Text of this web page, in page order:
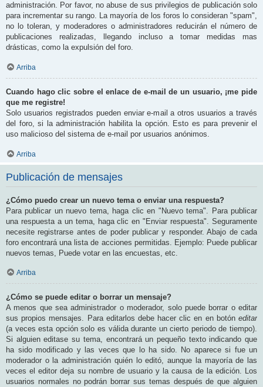
administración. Por favor, no abuse de sus privilegios de publicación solo
para incrementar su rango. La mayoría de los foros lo consideran "spam",
no lo toleran, y moderadores o administradores reducirán el número de
publicaciones realizadas, llegando incluso a tomar medidas mas
drásticas, como la expulsión del foro.
Arriba
Cuando hago clic sobre el enlace de e-mail de un usuario, ¡me pide
que me registre!
Solo usuarios registrados pueden enviar e-mail a otros usuarios a través
del foro, si la administración habilita la opción. Esto es para prevenir el
uso malicioso del sistema de e-mail por usuarios anónimos.
Arriba
Publicación de mensajes
¿Cómo puedo crear un nuevo tema o enviar una respuesta?
Para publicar un nuevo tema, haga clic en "Nuevo tema". Para publicar
una respuesta a un tema, haga clic en "Enviar respuesta". Seguramente
necesite registrarse antes de poder publicar y responder. Abajo de cada
foro encontrará una lista de acciones permitidas. Ejemplo: Puede publicar
nuevos temas, Puede votar en las encuestas, etc.
Arriba
¿Cómo se puede editar o borrar un mensaje?
A menos que sea administrador o moderador, solo puede borrar o editar
sus propios mensajes. Para editarlos debe hacer clic en en botón editar
(a veces esta opción solo es válida durante un cierto periodo de tiempo).
Si alguien editase su tema, encontrará un pequeño texto indicando que
ha sido modificado y las veces que lo ha sido. No aparece si fue un
moderador o la administración quién lo editó, aunque la mayoría de las
veces el editor deja su nombre de usuario y la causa de la edición. Los
usuarios normales no podrán borrar sus temas después de que alguien